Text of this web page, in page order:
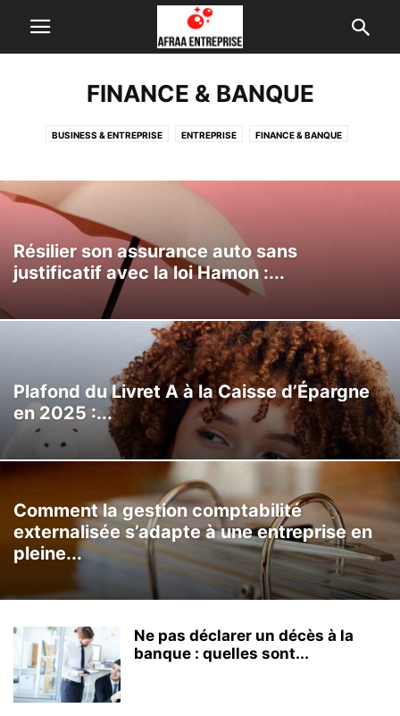
FINANCE & BANQUE
BUSINESS & ENTREPRISE ENTREPRISE FINANCE & BANQUE
Résilier son assurance auto sans
justificatif avec la loi Hamon :...
Plafond du Livret A à la Caisse d’Épargne
en 2025 :...
Comment la gestion comptabilité
externalisée s’adapte à une entreprise en
pleine...
Ne pas déclarer un décès à la
banque : quelles sont...